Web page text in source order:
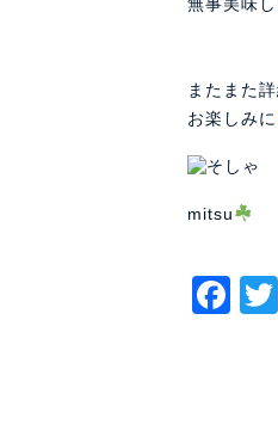
無事美味
またまた
お楽しみに
mitsu